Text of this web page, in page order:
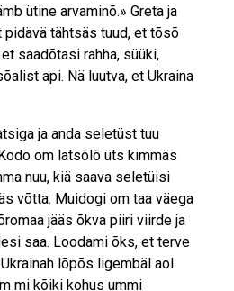
ütine arvaminõ.» Greta ja
pidävä tähtsäs tuud, et tõsõ
saadõtasi rahha, süüki,
api. Nä luutva, et Ukraina
ja anda seletüst tuu
om latsõlõ üts kimmäs
nuu, kiä saava seletüisi
võtta. Muidogi om taa väega
jääs õkva piiri viirde ja
saa. Loodami õks, et terve
lõpõs ligembäl aol.
mi kõiki kohus ummi